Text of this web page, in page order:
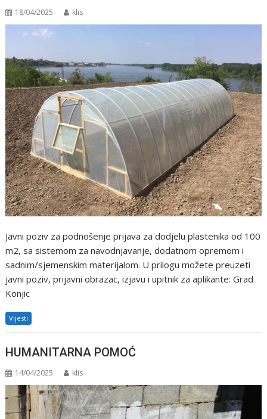
18/04/2025 klis
Javni poziv za podnošenje prijava za dodjelu plastenika od 100
m2, sa sistemom za navodnjavanje, dodatnom opremom i
sadnim/sjemenskim materijalom. U prilogu možete preuzeti
javni poziv, prijavni obrazac, izjavu i upitnik za aplikante: Grad
Konjic
Vijesti
HUMANITARNA POMOĆ
14/04/2025 klis